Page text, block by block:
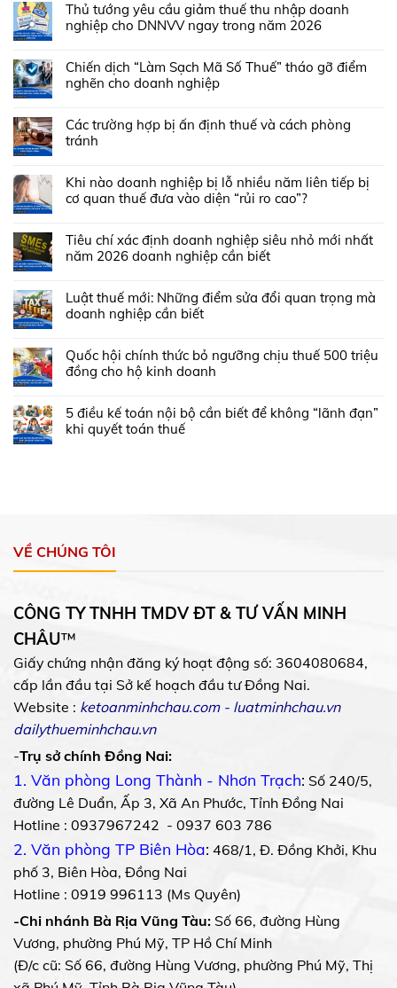
Thủ tướng yêu cầu giảm thuế thu nhập doanh
nghiệp cho DNNVV ngay trong năm 2026
Chiến dịch “Làm Sạch Mã Số Thuế” tháo gỡ điểm
nghẽn cho doanh nghiệp
Các trường hợp bị ấn định thuế và cách phòng
tránh
Khi nào doanh nghiệp bị lỗ nhiều năm liên tiếp bị
cơ quan thuế đưa vào diện “rủi ro cao”?
Tiêu chí xác định doanh nghiệp siêu nhỏ mới nhất
năm 2026 doanh nghiệp cần biết
Luật thuế mới: Những điểm sửa đổi quan trọng mà
doanh nghiệp cần biết
Quốc hội chính thức bỏ ngưỡng chịu thuế 500 triệu
đồng cho hộ kinh doanh
5 điều kế toán nội bộ cần biết để không “lãnh đạn”
khi quyết toán thuế
VỀ CHÚNG TÔI
CÔNG TY TNHH TMDV ĐT & TƯ VẤN MINH
CHÂU™
Giấy chứng nhận đăng ký hoạt động số: 3604080684,
cấp lần đầu tại Sở kế hoạch đầu tư Đồng Nai.
Website : ketoanminhchau.com- luatminhchau.vn
dailythueminhchau.vn
-Trụ sở chính Đồng Nai:
1. Văn phòng Long Thành - Nhơn Trạch: Số 240/5,
đường Lê Duẩn, Ấp 3, Xã An Phước, Tỉnh Đồng Nai
Hotline : 0937967242 - 0937 603 786
2. Văn phòng TP Biên Hòa: 468/1, Đ. Đồng Khởi, Khu
phố 3, Biên Hòa, Đồng Nai
Hotline : 0919 996113 (Ms Quyên)
-Chi nhánh Bà Rịa Vũng Tàu: Số 66, đường Hùng
Vương, phường Phú Mỹ, TP Hồ Chí Minh
(Đ/c cũ: Số 66, đường Hùng Vương, phường Phú Mỹ, Thị